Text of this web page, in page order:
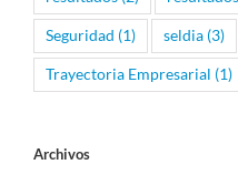
Seguridad (1) seldia (3)
Trayectoria Empresarial (1)
Archivos